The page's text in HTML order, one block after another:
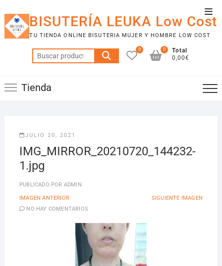
contenido
de
la
BISUTERÍA LEUKA Low Cost
TU TIENDA ONLINE BISUTERIA MUJER Y HOMBRE LOW COST
Buscar
por:
0
Total
0,00€
0
Tienda
JULIO 20, 2021
IMG_MIRROR_20210720_144232-
1.jpg
PUBLICADO POR ADMIN
IMAGEN ANTERIOR
SIGUIENTE IMAGEN
NO HAY COMENTARIOS